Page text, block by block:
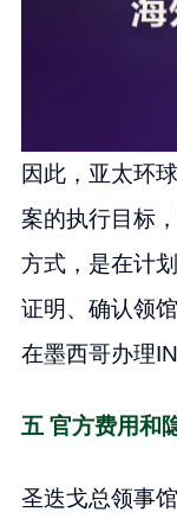
因此，亚太环
案的执行目标
方式，是在计
证明、确认领
在墨西哥办理
五 官方费用和
圣迭戈总领事